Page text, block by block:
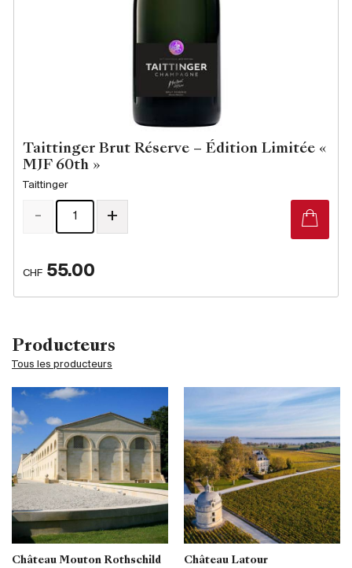
Producteurs
Tous les producteurs
Château Mouton Rothschild Château Latour
Taittinger Brut Réserve – Édition Limitée «
MJF 60th »
Taittinger
CHF 55.00
- +